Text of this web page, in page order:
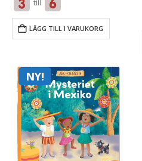
man vänner? Jakten på vänner
blir ett…
till
LÄGG TILL I VARUKORG
NY!